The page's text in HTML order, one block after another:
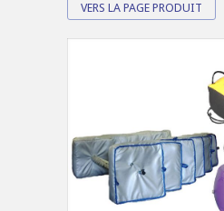
VERS LA PAGE PRODUIT